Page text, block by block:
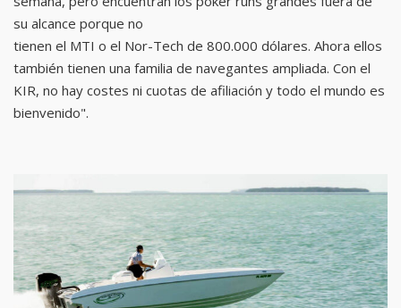
su alcance porque no
tienen el MTI o el Nor-Tech de 800.000 dólares. Ahora ellos
también tienen una familia de navegantes ampliada. Con el
KIR, no hay costes ni cuotas de afiliación y todo el mundo es
bienvenido".